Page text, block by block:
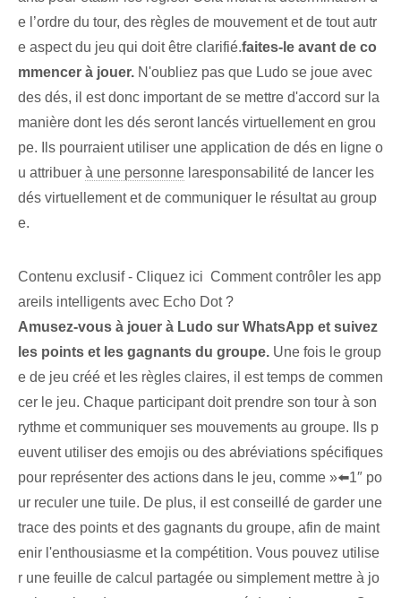
e l’ordre du tour, des règles de mouvement et de tout autr
e aspect du jeu qui doit être clarifié.faites-le avant de co
mmencer à jouer. N'oubliez pas que Ludo se joue avec
des dés, il est donc important de se mettre d'accord sur la
manière dont les dés seront lancés virtuellement en grou
pe. Ils pourraient utiliser une application de dés en ligne o
u attribuer à une personne la⁢responsabilité de ⁤lancer les ⁢
dés ⁣virtuellement et de communiquer le résultat ⁢au group
e.
Contenu exclusif - Cliquez ici Comment contrôler les app
areils intelligents avec Echo Dot ?
Amusez-vous à jouer à Ludo sur WhatsApp et suivez
les points et les gagnants du groupe. Une fois le group
e de jeu créé et les règles claires, il est temps de commen
cer le jeu. Chaque participant doit prendre son tour à son
rythme et communiquer ses mouvements au groupe. Ils p
euvent ⁤utiliser des emojis ‍ou des abréviations spécifiques
pour représenter⁢ des actions⁢ dans le jeu, comme ⁤»⬅️1″ po
ur reculer une tuile. De plus, il est conseillé de garder une
trace des points et des gagnants du groupe, afin de maint
enir l'enthousiasme et la compétition. Vous pouvez utilise
r une feuille de calcul partagée ou simplement mettre à jo